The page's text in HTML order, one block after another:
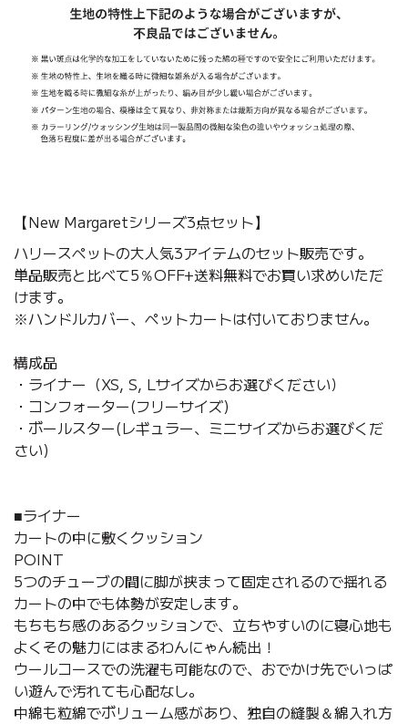
【New Margaretシリーズ3点セット】
ハリースペットの大人気3アイテムのセット販売です。
単品販売と比べて5％OFF+送料無料でお買い求めいただ
けます。
※ハンドルカバー、ペットカートは付いておりません。
構成品
・ライナー（XS, S, Lサイズからお選びください）
・コンフォーター(フリーサイズ)
・ボールスター(レギュラー、ミニサイズからお選びくだ
さい)
■ライナー
カートの中に敷くクッション
POINT
5つのチューブの間に脚が挟まって固定されるので揺れる
カートの中でも体勢が安定します。
もちもち感のあるクッションで、立ちやすいのに寝心地も
よくその魅力にはまるわんにゃん続出！
ウールコースでの洗濯も可能なので、おでかけ先でいっぱ
い遊んで汚れても心配なし。
中綿も粒綿でボリューム感があり、独自の縫製＆綿入れ方